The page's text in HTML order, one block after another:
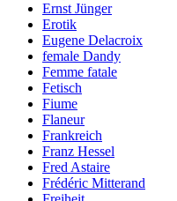
Ernst Jünger
Erotik
Eugene Delacroix
female Dandy
Femme fatale
Fetisch
Fiume
Flaneur
Frankreich
Franz Hessel
Fred Astaire
Frédéric Mitterand